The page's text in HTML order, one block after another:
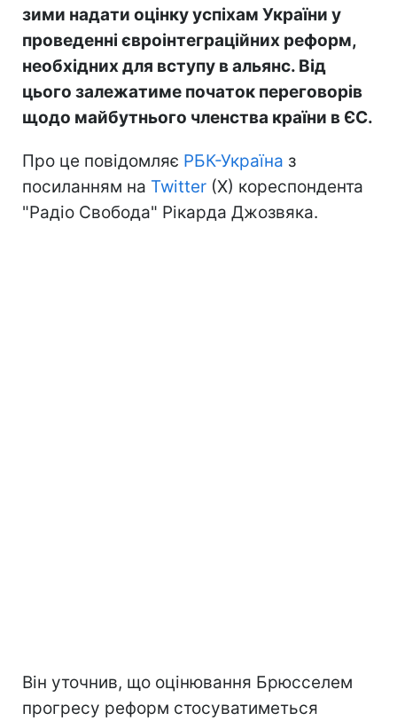
зими надати оцінку успіхам України у
проведенні євроінтеграційних реформ,
необхідних для вступу в альянс. Від
цього залежатиме початок переговорів
щодо майбутнього членства країни в ЄС.
Про це повідомляє РБК-Україна з
посиланням на Twitter (X) кореспондента
"Радіо Свобода" Рікарда Джозвяка.
Він уточнив, що оцінювання Брюсселем
прогресу реформ стосуватиметься